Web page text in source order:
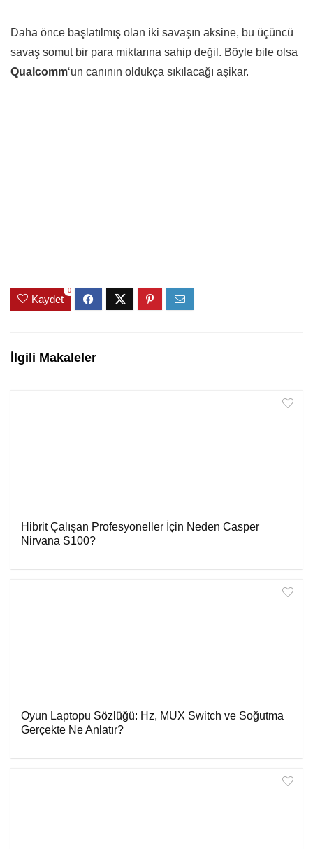
Daha önce başlatılmış olan iki savaşın aksine, bu üçüncü
savaş somut bir para miktarına sahip değil. Böyle bile olsa
Qualcomm‘un canının oldukça sıkılacağı aşikar.
Kaydet
0
İlgili Makaleler
Hibrit Çalışan Profesyoneller İçin Neden Casper
Nirvana S100?
Oyun Laptopu Sözlüğü: Hz, MUX Switch ve Soğutma
Gerçekte Ne Anlatır?